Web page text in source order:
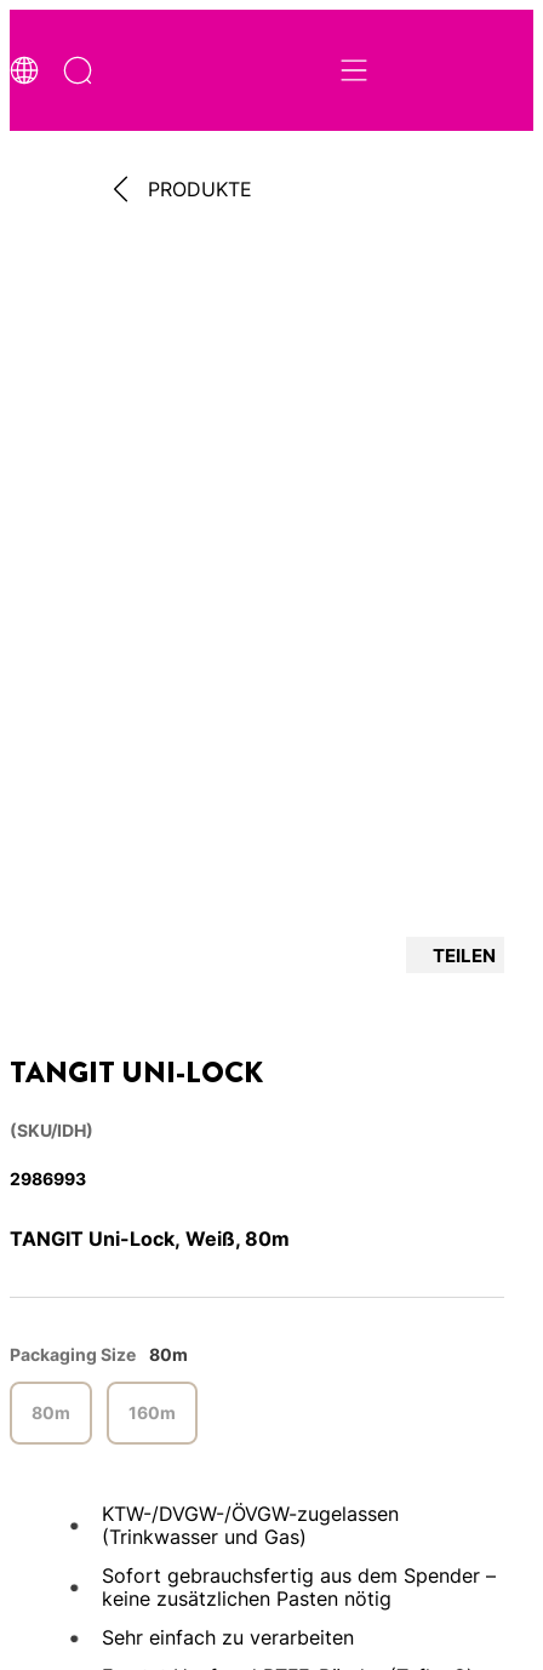
PRODUKTE
TEILEN
TANGIT UNI-LOCK
(SKU/IDH)
2986993
TANGIT Uni-Lock, Weiß, 80m
Packaging Size 80m
80m 160m
KTW-/DVGW-/ÖVGW-zugelassen
(Trinkwasser und Gas)
Sofort gebrauchsfertig aus dem Spender –
keine zusätzlichen Pasten nötig
Sehr einfach zu verarbeiten